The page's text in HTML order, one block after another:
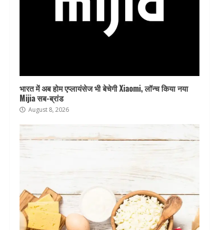
भारत में अब होम एप्लायंसेज भी बेचेगी Xiaomi, लॉन्च किया नया
Mijia सब-ब्रांड
August 8, 2026